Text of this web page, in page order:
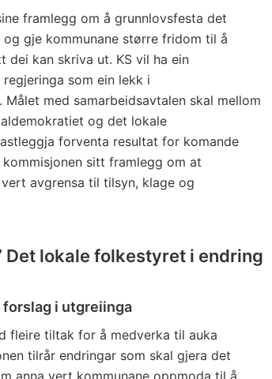
framlegg om å grunnlovsfesta det
gje kommunane større fridom til å
dei kan skriva ut. KS vil ha ein
som ein lekk i
Målet med samarbeidsavtalen skal mellom
og det lokale
forventa resultat for komande
sitt framlegg om at
avgrensa til tilsyn, klage og
Det lokale folkestyret i endring
forslag i utgreiinga
fleire tiltak for å medverka til auka
tilrår endringar som skal gjera det
anna vert kommunane oppmoda til å